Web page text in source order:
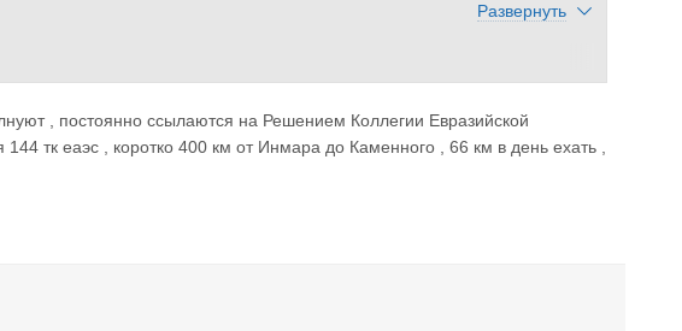
Развернуть
больше повезет...
, постоянно ссылаются на Решением Коллегии Евразийской
тк еаэс , коротко 400 км от Инмара до Каменного , 66 км в день ехать ,